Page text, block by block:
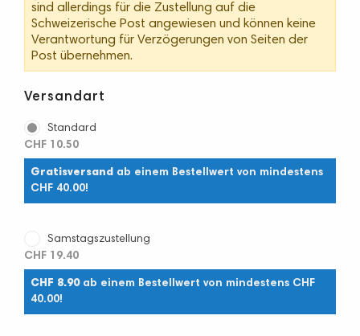
sind allerdings für die Zustellung auf die
Schweizerische Post angewiesen und können keine
Verantwortung für Verzögerungen von Seiten der
Post übernehmen.
Versandart
Standard
CHF 10.50
Gratisversand ab einem Bestellwert von mindestens
CHF 40.00!
Samstagszustellung
CHF 19.40
CHF 8.90ab einem Bestellwert von mindestens CHF
40.00!